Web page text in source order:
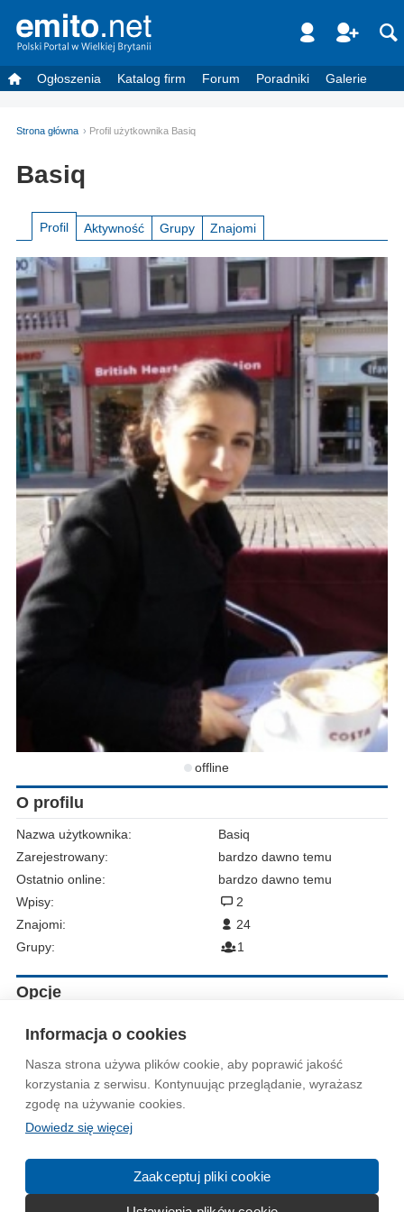
Informacja o cookies
Nasza strona używa plików cookie, aby poprawić jakość
korzystania z serwisu. Kontynuując przeglądanie, wyrażasz
zgodę na używanie cookies.
Dowiedz się więcej
Zaakceptuj pliki cookie
Ogłoszenia Katalog firm Forum Poradniki Galerie
Strona główna Profil użytkownika Basiq
Basiq
Profil Aktywność Grupy Znajomi
offline
O profilu
Nazwa użytkownika:
Basiq
Zarejestrowany:
bardzo dawno temu
Ostatnio online:
bardzo dawno temu
Wpisy:
2
Znajomi:
24
Grupy:
1
Opcje
Wytyczne dla społeczności Regulamin Prywatność
Reklama Kontakt